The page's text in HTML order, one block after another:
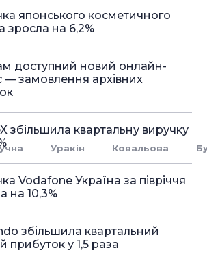
Уракін Ковальова
японського косметичного
зросла на 6,2%
доступний новий онлайн-
— замовлення архівних
збільшила квартальну виручку
Vodafone Україна за півріччя
на 10,3%
збільшила квартальний
прибуток у 1,5 раза